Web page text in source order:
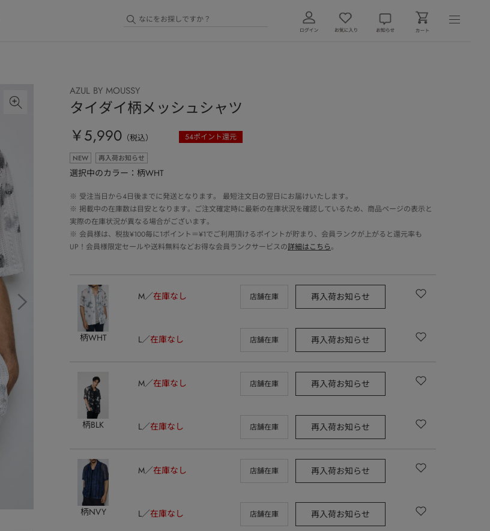
AZUL BY MOUSSY
タイダイ柄メッシュシャツ
￥5,990 （税込） 54ポイント還元
NEW 再入荷お知らせ
選択中のカラー：柄WHT
※ 受注当日から4日後までに発送となります。 最短注文日の翌日にお届けいたします。
※ 掲載中の在庫数は目安となります。ご注文確定時に最新の在庫状況を確認しているため、商品ページの表示と
実際の在庫状況が異なる場合がございます。
※ 会員様は、税抜¥100毎に1ポイント＝¥1でご利用頂けるポイントが貯まり、会員ランクが上がると還元率も
UP！会員様限定セールや送料無料などお得な会員ランクサービスの詳細はこちら。
柄WHT
M 在庫なし 店舗在庫 再入荷お知らせ
L 在庫なし 店舗在庫 再入荷お知らせ
柄BLK
M 在庫なし 店舗在庫 再入荷お知らせ
L 在庫なし 店舗在庫 再入荷お知らせ
柄NVY
M 在庫なし 店舗在庫 再入荷お知らせ
L 在庫なし 店舗在庫 再入荷お知らせ